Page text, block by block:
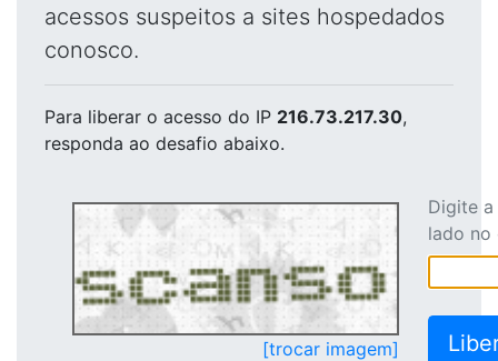
acessos suspeitos a sites hospedados
conosco.
Para liberar o acesso do IP 216.73.217.30,
responda ao desafio abaixo.
[trocar imagem]
Digite
lado no